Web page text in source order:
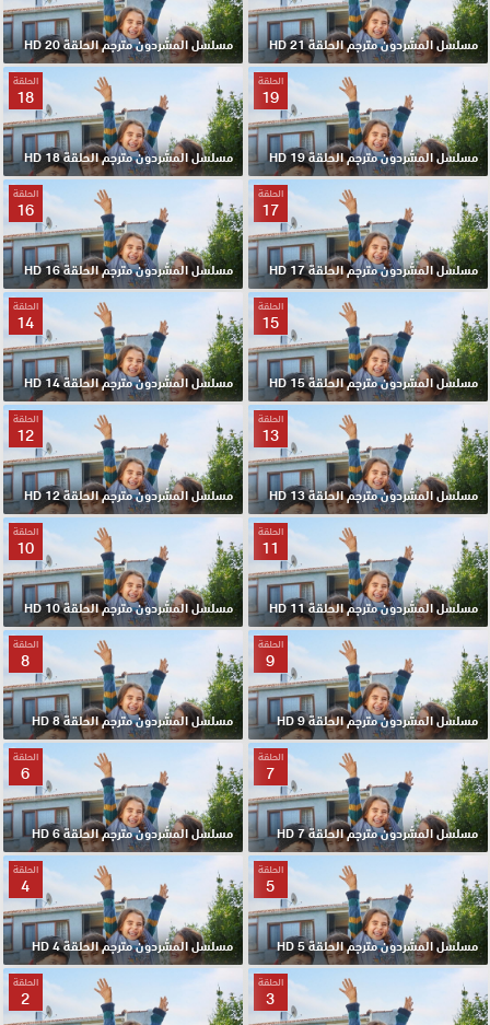
مسلسل المشردون مترجم الحلقة 21 HD مسلسل المشردون مترجم الحلقة 20 HD
الحلقة
19
مسلسل المشردون مترجم الحلقة 19 HD
الحلقة
18
مسلسل المشردون مترجم الحلقة 18 HD
الحلقة
17
مسلسل المشردون مترجم الحلقة 17 HD
الحلقة
16
مسلسل المشردون مترجم الحلقة 16 HD
الحلقة
15
مسلسل المشردون مترجم الحلقة 15 HD
الحلقة
14
مسلسل المشردون مترجم الحلقة 14 HD
الحلقة
13
مسلسل المشردون مترجم الحلقة 13 HD
الحلقة
12
مسلسل المشردون مترجم الحلقة 12 HD
الحلقة
11
مسلسل المشردون مترجم الحلقة 11 HD
الحلقة
10
مسلسل المشردون مترجم الحلقة 10 HD
الحلقة
9
مسلسل المشردون مترجم الحلقة 9 HD
الحلقة
8
مسلسل المشردون مترجم الحلقة 8 HD
الحلقة
7
مسلسل المشردون مترجم الحلقة 7 HD
الحلقة
6
مسلسل المشردون مترجم الحلقة 6 HD
الحلقة
5
مسلسل المشردون مترجم الحلقة 5 HD
الحلقة
4
مسلسل المشردون مترجم الحلقة 4 HD
الحلقة
3
الحلقة
2